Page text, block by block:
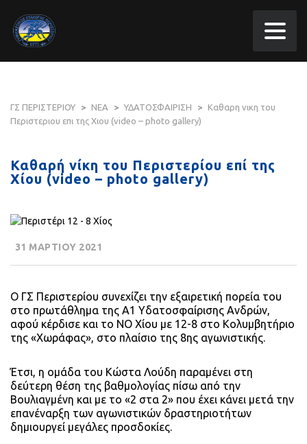
ΓΣ ΠΕΡΙΣΤΕΡΙΟΥ > ΝΕΑ > ΥΔΑΤΟΣΦΑΙΡΙΣΗ >
Καθαρη νικη του
Περιστεριου επι της Χιου (video – photo gallery)
Καθαρή νίκη του Περιστερίου επί της
Χίου (video – photo gallery)
31 ΜΑΡΤΙΟΥ 2021
Ο ΓΣ Περιστερίου συνεχίζει την εξαιρετική πορεία του
στο πρωτάθλημα της Α1 Υδατοσφαίρισης Ανδρών,
αφού κέρδισε και το ΝΟ Χίου με 12-8 στο Κολυμβητήριο
της «Χωράφας», στο πλαίσιο της 8ης αγωνιστικής.
Έτσι, η ομάδα του Κώστα Λούδη παραμένει στη
δεύτερη θέση της βαθμολογίας πίσω από την
Βουλιαγμένη και με το «2 στα 2» που έχει κάνει μετά την
επανέναρξη των αγωνιστικών δραστηριοτήτων
δημιουργεί μεγάλες προσδοκίες.